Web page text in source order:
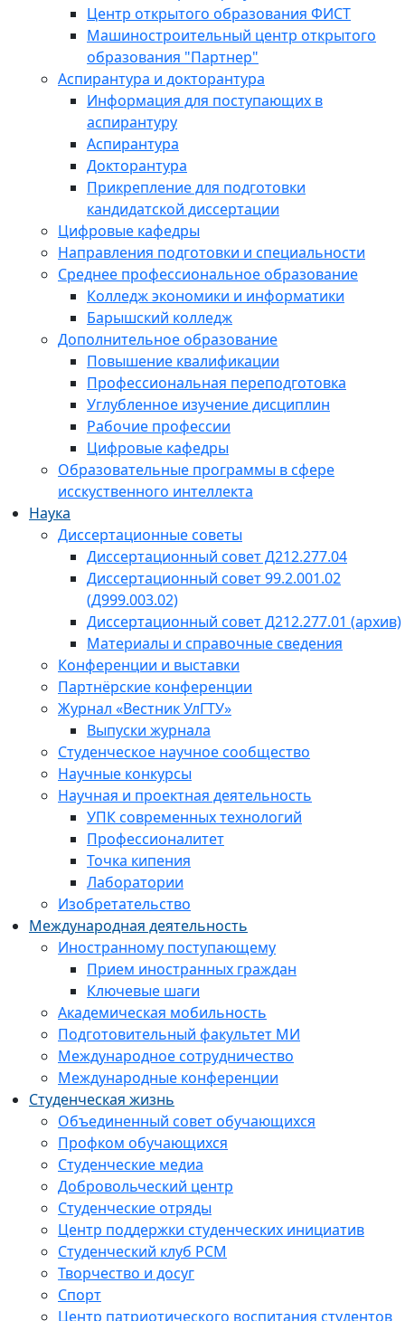
Центр открытого образования ФИСТ
Машиностроительный центр открытого
образования "Партнер"
Аспирантура и докторантура
Информация для поступающих в
аспирантуру
Аспирантура
Докторантура
Прикрепление для подготовки
кандидатской диссертации
Цифровые кафедры
Направления подготовки и специальности
Среднее профессиональное образование
Колледж экономики и информатики
Барышский колледж
Дополнительное образование
Повышение квалификации
Профессиональная переподготовка
Углубленное изучение дисциплин
Рабочие профессии
Цифровые кафедры
Образовательные программы в сфере
исскуственного интеллекта
Наука
Диссертационные советы
Диссертационный совет Д212.277.04
Диссертационный совет 99.2.001.02
(Д999.003.02)
Диссертационный совет Д212.277.01 (архив)
Материалы и справочные сведения
Конференции и выставки
Партнёрские конференции
Журнал «Вестник УлГТУ»
Выпуски журнала
Студенческое научное сообщество
Научные конкурсы
Научная и проектная деятельность
УПК современных технологий
Профессионалитет
Точка кипения
Лаборатории
Изобретательство
Международная деятельность
Иностранному поступающему
Прием иностранных граждан
Ключевые шаги
Академическая мобильность
Подготовительный факультет МИ
Международное сотрудничество
Международные конференции
Студенческая жизнь
Объединенный совет обучающихся
Профком обучающихся
Студенческие медиа
Добровольческий центр
Студенческие отряды
Центр поддержки студенческих инициатив
Студенческий клуб РСМ
Творчество и досуг
Спорт
Центр патриотического воспитания студентов